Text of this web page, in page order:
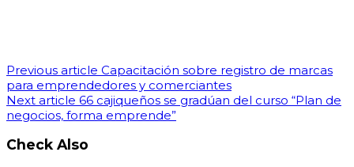
Previous article Capacitación sobre registro de marcas
para emprendedores y comerciantes
Next article 66 cajiqueños se gradúan del curso “Plan de
negocios, forma emprende”
Check Also